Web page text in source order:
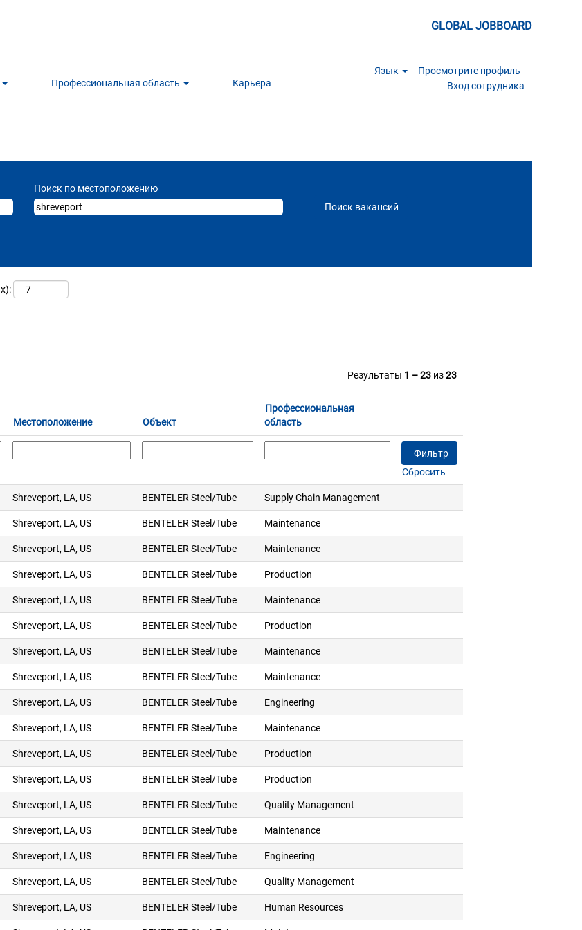
GLOBAL JOBBOARD
Профессиональная область Карьера
Язык
Просмотрите профиль
Вход сотрудника
Поиск по местоположению
Результаты 1 – 23 из23
Местоположение Объект
Профессиональная
область
Сбросить
Shreveport, LA, US BENTELER Steel/Tube Supply Chain Management
Shreveport, LA, US BENTELER Steel/Tube Maintenance
Shreveport, LA, US BENTELER Steel/Tube Maintenance
Shreveport, LA, US BENTELER Steel/Tube Production
Shreveport, LA, US BENTELER Steel/Tube Maintenance
Shreveport, LA, US BENTELER Steel/Tube Production
Shreveport, LA, US BENTELER Steel/Tube Maintenance
Shreveport, LA, US BENTELER Steel/Tube Maintenance
Shreveport, LA, US BENTELER Steel/Tube Engineering
Shreveport, LA, US BENTELER Steel/Tube Maintenance
Shreveport, LA, US BENTELER Steel/Tube Production
Shreveport, LA, US BENTELER Steel/Tube Production
Shreveport, LA, US BENTELER Steel/Tube Quality Management
Shreveport, LA, US BENTELER Steel/Tube Maintenance
Shreveport, LA, US BENTELER Steel/Tube Engineering
Shreveport, LA, US BENTELER Steel/Tube Quality Management
Shreveport, LA, US BENTELER Steel/Tube Human Resources